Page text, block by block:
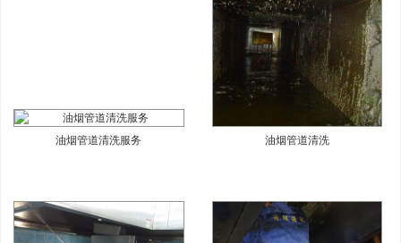
油烟管道清洗服务 油烟管道清洗